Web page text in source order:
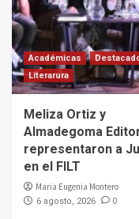
Académicas
Literarura
Meliza Ortiz y
Almadegoma
representaron a
en el FILT
Maria Eugenia Montero
6 agosto, 2026 0